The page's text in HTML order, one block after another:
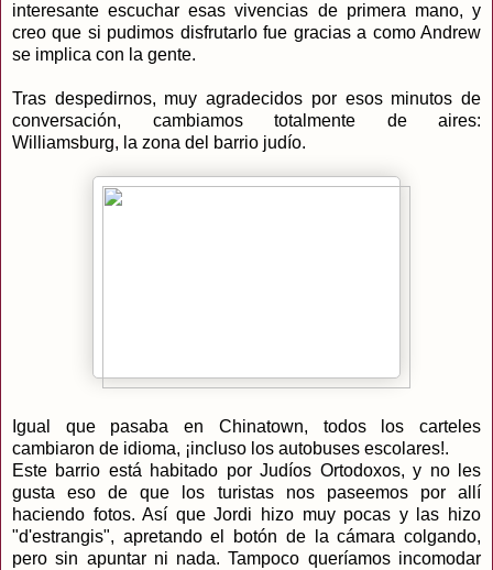
interesante escuchar esas vivencias de primera mano, y
creo que si pudimos disfrutarlo fue gracias a como Andrew
se implica con la gente.
Tras despedirnos, muy agradecidos por esos minutos de
conversación, cambiamos totalmente de aires:
Williamsburg, la zona del barrio judío.
Igual que pasaba en Chinatown, todos los carteles
cambiaron de idioma, ¡incluso los autobuses escolares!.
Este barrio está habitado por Judíos Ortodoxos, y no les
gusta eso de que los turistas nos paseemos por allí
haciendo fotos. Así que Jordi hizo muy pocas y las hizo
"d'estrangis", apretando el botón de la cámara colgando,
pero sin apuntar ni nada. Tampoco queríamos incomodar